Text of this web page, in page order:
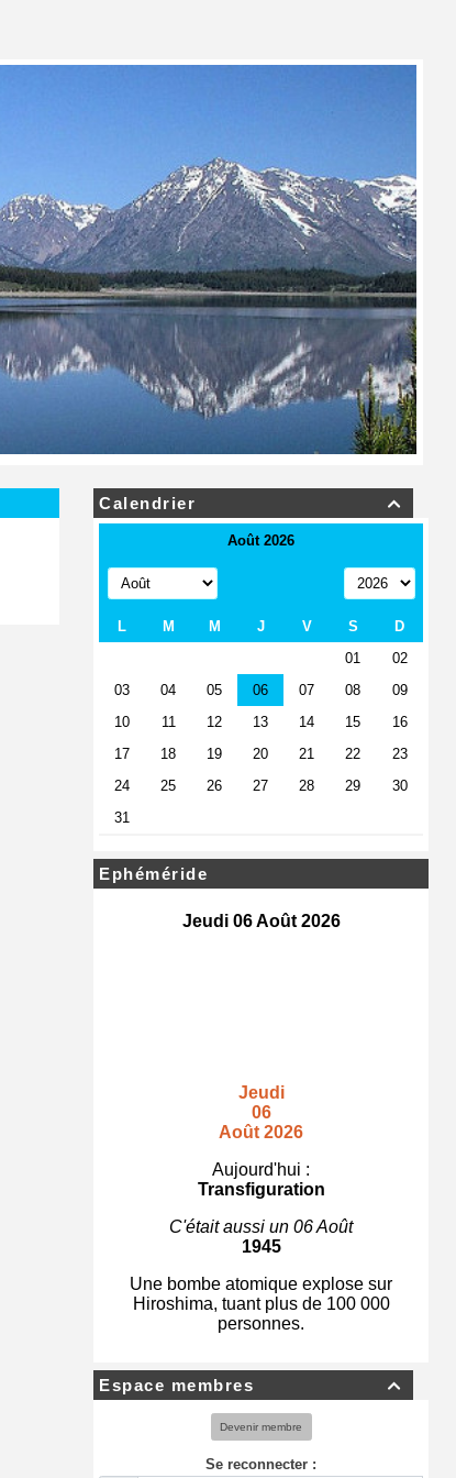

Calendrier
Ephéméride
Jeudi 06 Août 2026
Jeudi
06
Août 2026
Aujourd'hui :
Transfiguration
C'était aussi un 06 Août
1945
Une bombe atomique explose sur
Hiroshima, tuant plus de 100 000
personnes.

Espace membres
Devenir membre
Se reconnecter :